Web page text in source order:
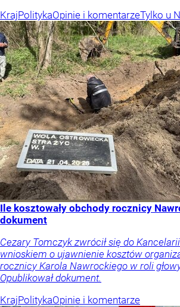
KrajPolitykaOpinie i komentarzeTylko u
Ile kosztowały obchody rocznicy
dokument
Cezary Tomczyk zwrócił się do
wnioskiem o ujawnienie kosztów
rocznicy Karola Nawrockiego w roli
Opublikował dokument.
KrajPolitykaOpinie i komentarze